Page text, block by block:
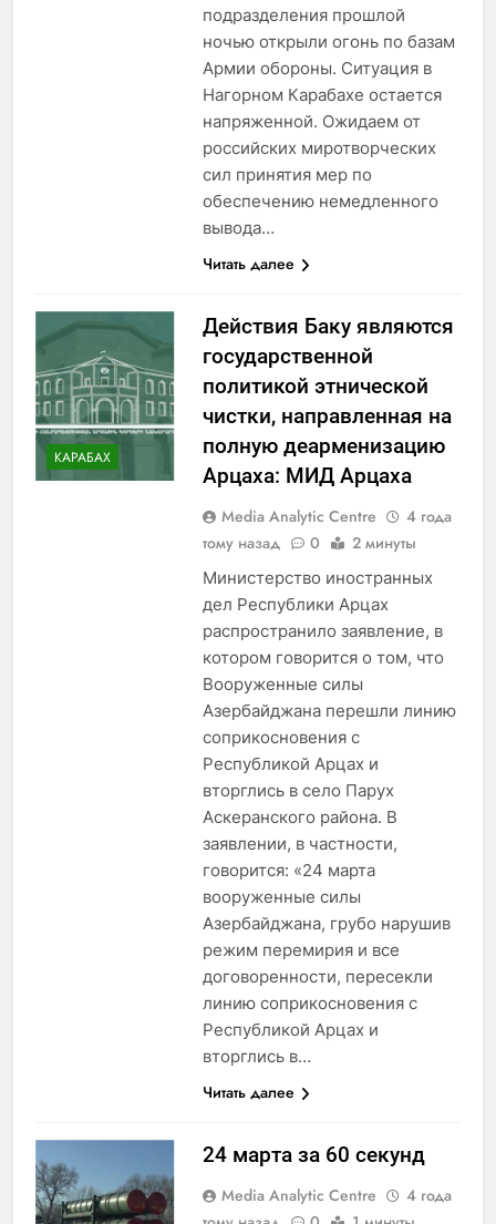
подразделения прошлой
ночью открыли огонь по базам
Армии обороны. Ситуация в
Нагорном Карабахе остается
напряженной. Ожидаем от
российских миротворческих
сил принятия мер по
обеспечению немедленного
вывода…
Читать далее
КАРАБАХ
Действия Баку являются
государственной
политикой этнической
чистки, направленная на
полную деарменизацию
Арцаха: МИД Арцаха
Media Analytic Centre
4 года
тому назад
0 2 минуты
Министерство иностранных
дел Республики Арцах
распространило заявление, в
котором говорится о том, что
Вооруженные силы
Азербайджана перешли линию
соприкосновения с
Республикой Арцах и
вторглись в село Парух
Аскеранского района. В
заявлении, в частности,
говорится: «24 марта
вооруженные силы
Азербайджана, грубо нарушив
режим перемирия и все
договоренности, пересекли
линию соприкосновения с
Республикой Арцах и
вторглись в…
Читать далее
24 марта за 60 секунд
Media Analytic Centre
4 года